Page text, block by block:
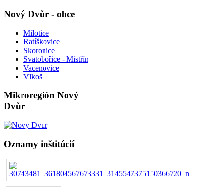
Nový Dvůr - obce
Milotice
Ratíškovice
Skoronice
Svatobořice - Mistřín
Vacenovice
Vlkoš
Mikroregión Nový
Dvůr
Oznamy inštitúcií